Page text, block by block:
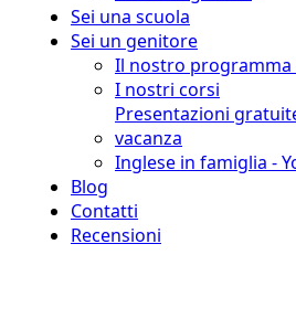
Sei una scuola
Sei un genitore
Il nostro programma
I nostri corsi
Presentazioni
vacanza
Inglese in famiglia -
Blog
Contatti
Recensioni